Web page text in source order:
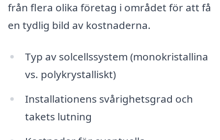
från flera olika företag i området för att få
en tydlig bild av kostnaderna.
Typ av solcellssystem (monokristallina
vs. polykrystalliskt)
Installationens svårighetsgrad och
takets lutning